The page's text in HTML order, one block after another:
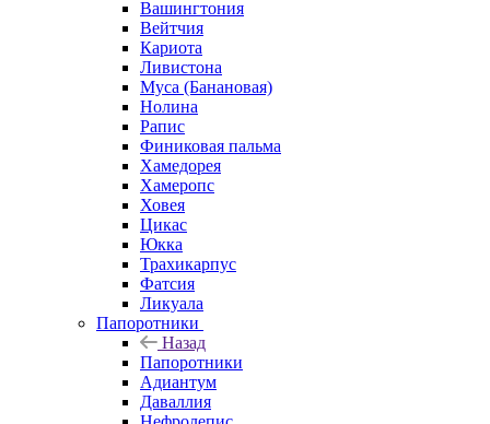
Вашингтония
Вейтчия
Кариота
Ливистона
Муса (Банановая)
Нолина
Рапис
Финиковая пальма
Хамедорея
Хамеропс
Ховея
Цикас
Юкка
Трахикарпус
Фатсия
Ликуала
Папоротники
Назад
Папоротники
Адиантум
Даваллия